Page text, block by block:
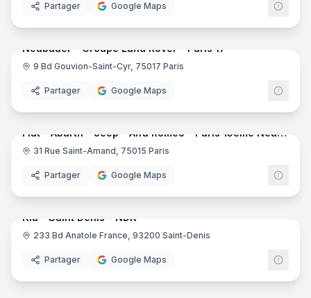
Partager Google Maps
17
Neubauer - Groupe Land Rover - Paris 17
9 Bd Gouvion-Saint-Cyr, 75017 Paris
Partager Google Maps
Fiat - Abarth - Jeep - Alfa Romeo - Paris 15ème Neubauer
31 Rue Saint-Amand, 75015 Paris
Partager Google Maps
Kia - Saint Denis - NDK
233 Bd Anatole France, 93200 Saint-Denis
Partager Google Maps